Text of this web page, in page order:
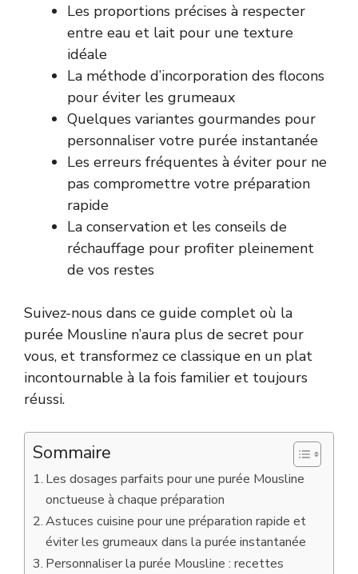
Les proportions précises à respecter
entre eau et lait pour une texture
idéale
La méthode d’incorporation des flocons
pour éviter les grumeaux
Quelques variantes gourmandes pour
personnaliser votre purée instantanée
Les erreurs fréquentes à éviter pour ne
pas compromettre votre préparation
rapide
La conservation et les conseils de
réchauffage pour profiter pleinement
de vos restes
Suivez-nous dans ce guide complet où la
purée Mousline n’aura plus de secret pour
vous, et transformez ce classique en un plat
incontournable à la fois familier et toujours
réussi.
Sommaire
Les dosages parfaits pour une purée Mousline
onctueuse à chaque préparation
Astuces cuisine pour une préparation rapide et
éviter les grumeaux dans la purée instantanée
Personnaliser la purée Mousline : recettes